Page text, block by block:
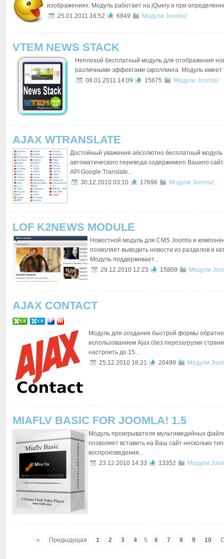
изображениях. Модуль работает на jQuery и при
25.01.2011 16:52
6849 Модули Joomla!
VTEM NEWS STACK
Неплохой бесплатный модуль для отображения
различными эффектами скроллинга. Модуль имеет
08.01.2011 14:09
15675 Модули Joomla!
AJAX WTRANSLATE
Достойный уважения абсолютно бесплатный модуль
автоматического перевода содержимого Вашего
API Google Translate...
30.12.2010 03:10
17696 Модули Joomla!
LOF K2NEWS MODULE
Новостной модуль для CMS Joomla и
позволяет выводить новости из разделов и
Модуль поддерживает...
29.12.2010 12:23
15809 Модули
AJAX CONTACT
Модуль для создания быстрой формы
использованием Ajax (без перезагрузки
настроить до 15...
25.12.2010 18:21
20499 Модули
MIAFLV BASIC FOR JOOMLA! 1.5
Модуль проигрывателя мультимедийных
позволяет вставить на Ваш сайт несколько
воспроизведения...
23.12.2010 14:33
13352 Модули
« Предыдущая 1 2 3 4 5 6 7 8 9 10